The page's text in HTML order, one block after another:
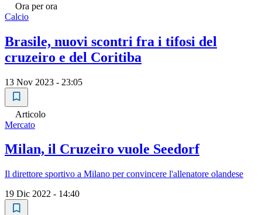
Ora per ora
Calcio
Brasile, nuovi scontri fra i tifosi del
cruzeiro e del Coritiba
13 Nov 2023 - 23:05
Articolo
Mercato
Milan, il Cruzeiro vuole Seedorf
Il direttore sportivo a Milano per convincere l'allenatore olandese
19 Dic 2022 - 14:40